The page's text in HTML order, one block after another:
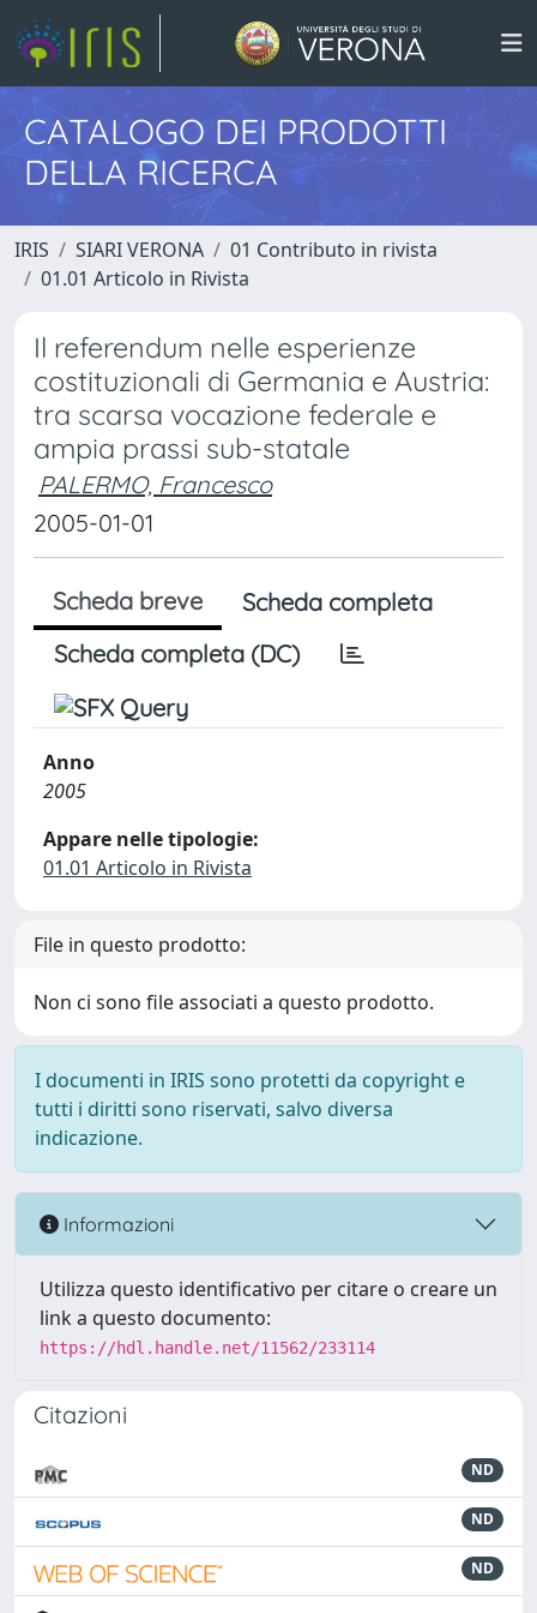
CATALOGO DEI PRODOTTI
DELLA RICERCA
IRIS SIARI VERONA
01 Contributo in rivista
01.01 Articolo in Rivista
Il referendum nelle esperienze
costituzionali di Germania e Austria:
tra scarsa vocazione federale e
ampia prassi sub-statale
PALERMO, Francesco
2005-01-01
Scheda breve
Scheda completa
Scheda completa (DC)
Anno
2005
Appare nelle tipologie:
01.01 Articolo in Rivista
File in questo prodotto:
Non ci sono file associati a questo prodotto.
I documenti in IRIS sono protetti da copyright e
tutti i diritti sono riservati, salvo diversa
indicazione.
Informazioni
Utilizza questo identificativo per citare o creare un
link a questo documento:
https://hdl.handle.net/11562/233114
Citazioni
ND
ND
ND